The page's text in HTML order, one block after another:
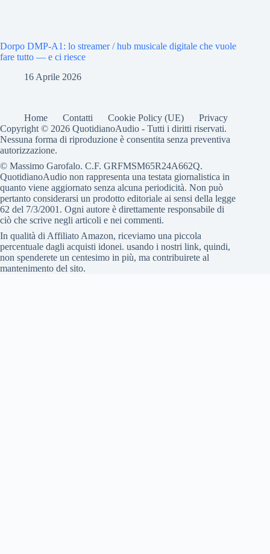
Dorpo DMP-A1: lo streamer / hub musicale digitale che vuole
fare tutto — e ci riesce
16 Aprile 2026
Home Contatti Cookie Policy (UE)
Privacy
Copyright © 2026 QuotidianoAudio - Tutti i diritti riservati.
Nessuna forma di riproduzione è consentita senza preventiva
autorizzazione.
© Massimo Garofalo. C.F. GRFMSM65R24A662Q.
QuotidianoAudio non rappresenta una testata giornalistica in
quanto viene aggiornato senza alcuna periodicità. Non può
pertanto considerarsi un prodotto editoriale ai sensi della legge
62 del 7/3/2001. Ogni autore è direttamente responsabile di
ciò che scrive negli articoli e nei commenti.
In qualità di Affiliato Amazon, riceviamo una piccola
percentuale dagli acquisti idonei. usando i nostri link, quindi,
non spenderete un centesimo in più, ma contribuirete al
mantenimento del sito.